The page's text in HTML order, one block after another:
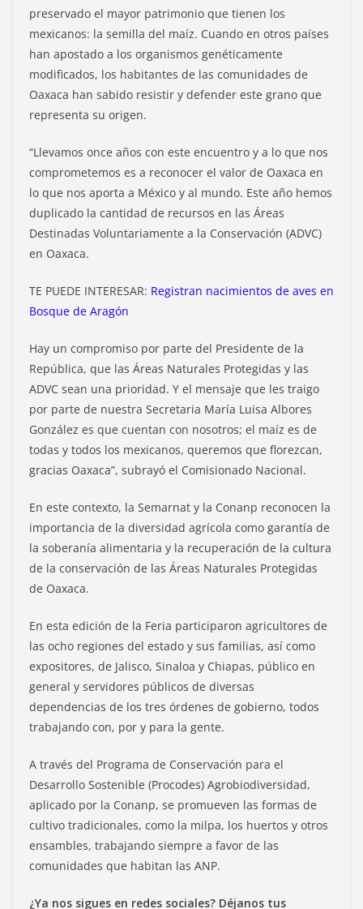
preservado el mayor patrimonio que tienen los
mexicanos: la semilla del maíz. Cuando en otros países
han apostado a los organismos genéticamente
modificados, los habitantes de las comunidades de
Oaxaca han sabido resistir y defender este grano que
representa su origen.
“Llevamos once años con este encuentro y a lo que nos
comprometemos es a reconocer el valor de Oaxaca en
lo que nos aporta a México y al mundo. Este año hemos
duplicado la cantidad de recursos en las Áreas
Destinadas Voluntariamente a la Conservación (ADVC)
en Oaxaca.
TE PUEDE INTERESAR: Registran nacimientos de aves en
Bosque de Aragón
Hay un compromiso por parte del Presidente de la
República, que las Áreas Naturales Protegidas y las
ADVC sean una prioridad. Y el mensaje que les traigo
por parte de nuestra Secretaria María Luisa Albores
González es que cuentan con nosotros; el maíz es de
todas y todos los mexicanos, queremos que florezcan,
gracias Oaxaca”, subrayó el Comisionado Nacional.
En este contexto, la Semarnat y la Conanp reconocen la
importancia de la diversidad agrícola como garantía de
la soberanía alimentaria y la recuperación de la cultura
de la conservación de las Áreas Naturales Protegidas
de Oaxaca.
En esta edición de la Feria participaron agricultores de
las ocho regiones del estado y sus familias, así como
expositores, de Jalisco, Sinaloa y Chiapas, público en
general y servidores públicos de diversas
dependencias de los tres órdenes de gobierno, todos
trabajando con, por y para la gente.
A través del Programa de Conservación para el
Desarrollo Sostenible (Procodes) Agrobiodiversidad,
aplicado por la Conanp, se promueven las formas de
cultivo tradicionales, como la milpa, los huertos y otros
ensambles, trabajando siempre a favor de las
comunidades que habitan las ANP.
¿Ya nos sigues en redes sociales? Déjanos tus